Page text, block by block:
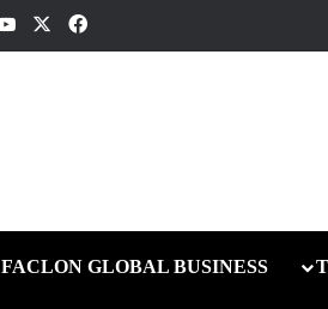
فيسبوك
FACLON GLOBAL BUSINESS